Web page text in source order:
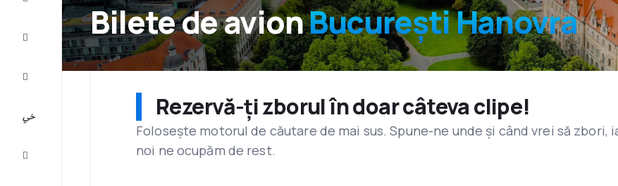
2026/27
Bilete de avionBucurești Hanovra
Rezervă-ți zborul în doar câteva clipe!
Folosește motorul de căutare de mai sus. Spune-ne unde și când vrei să zbori,
noi ne ocupăm de rest.